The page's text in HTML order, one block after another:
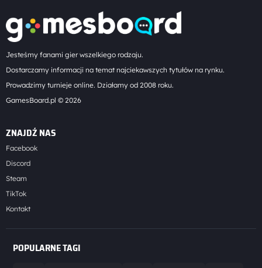
Jesteśmy fanami gier wszelkiego rodzaju.
Dostarczamy informacji na temat najciekawszych tytułów na rynku.
Prowadzimy turnieje online. Działamy od 2008 roku.
GamesBoard.pl © 2026
ZNAJDŹ NAS
Facebook
Discord
Steam
TikTok
Kontakt
POPULARNE TAGI